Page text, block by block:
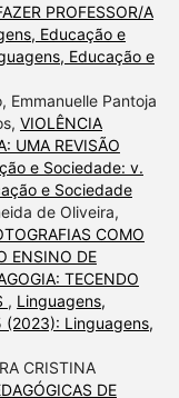
PROFESSOR/A
Educação e
Educação e
Emmanuelle Pantoja
VIOLÊNCIA
UMA REVISÃO
e Sociedade: v.
e Sociedade
de Oliveira,
COMO
ENSINO DE
TECENDO
, Linguagens,
(2023): Linguagens,
CRISTINA
DE